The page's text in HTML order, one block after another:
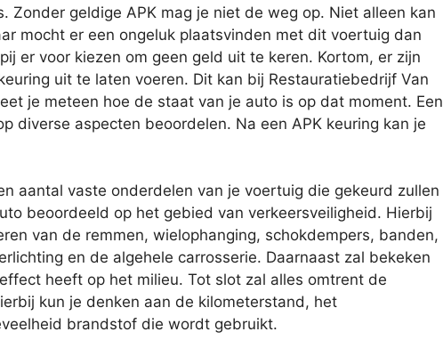
Zonder geldige APK mag je niet de weg op. Niet alleen kan
mocht er een ongeluk plaatsvinden met dit voertuig dan
er voor kiezen om geen geld uit te keren. Kortom, er zijn
uit te laten voeren. Dit kan bij Restauratiebedrijf Van
je meteen hoe de staat van je auto is op dat moment. Een
diverse aspecten beoordelen. Na een APK keuring kan je
aantal vaste onderdelen van je voertuig die gekeurd zullen
beoordeeld op het gebied van verkeersveiligheid. Hierbij
van de remmen, wielophanging, schokdempers, banden,
en de algehele carrosserie. Daarnaast zal bekeken
heeft op het milieu. Tot slot zal alles omtrent de
kun je denken aan de kilometerstand, het
brandstof die wordt gebruikt.